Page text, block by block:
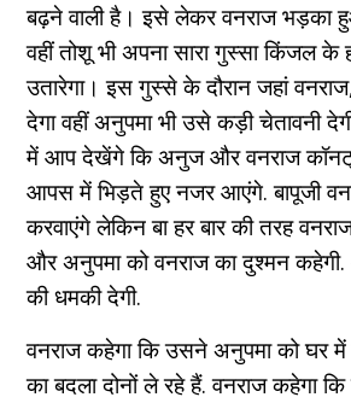
बढ़ने वाली है। इसे लेकर वनराज भड़का
वहीं तोशू भी अपना सारा गुस्सा किंजल के
उतारेगा। इस गुस्से के दौरान जहां
देगा वहीं अनुपमा भी उसे कड़ी चेतावनी
में आप देखेंगे कि अनुज और वनराज
आपस में भिड़ते हुए नजर आएंगे. बापूजी
करवाएंगे लेकिन बा हर बार की तरह
और अनुपमा को वनराज का दुश्मन
की धमकी देगी.
वनराज कहेगा कि उसने अनुपमा को घर
का बदला दोनों ले रहे हैं. वनराज कहेगा कि